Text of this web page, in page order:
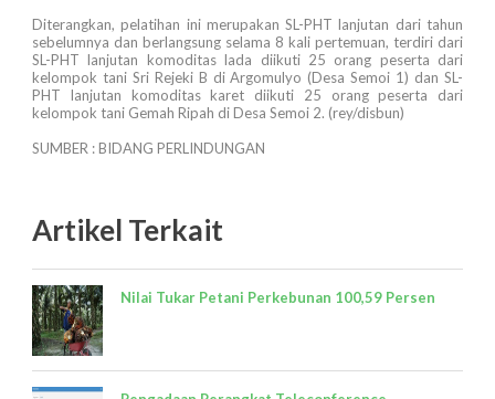
Diterangkan, pelatihan ini merupakan SL-PHT lanjutan dari tahun
sebelumnya dan berlangsung selama 8 kali pertemuan, terdiri dari
SL-PHT lanjutan komoditas lada diikuti 25 orang peserta dari
kelompok tani Sri Rejeki B di Argomulyo (Desa Semoi 1) dan SL-
PHT lanjutan komoditas karet diikuti 25 orang peserta dari
kelompok tani Gemah Ripah di Desa Semoi 2. (rey/disbun)
SUMBER : BIDANG PERLINDUNGAN
Artikel Terkait
Nilai Tukar Petani Perkebunan 100,59 Persen